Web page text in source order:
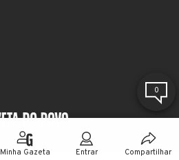
0
Minha Gazeta Entrar Compartilhar